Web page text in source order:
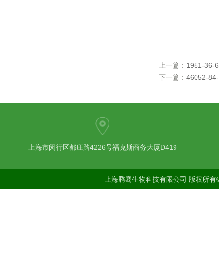
上一篇： 1951-36-
下一篇： 46052-
上海市闵行区都庄路4226号福克斯商务大厦D419
上海腾骞生物科技有限公司 版权所